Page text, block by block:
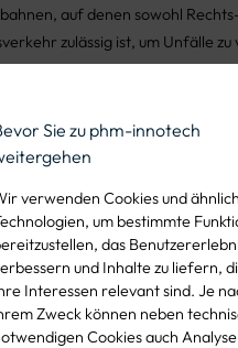
Sie zu phm-innotech
verwenden Cookies und
um bestimmte
das
und Inhalte zu liefern,
Interessen relevant sind. Je
Zweck können neben
Cookies auch
auf denen sowohl
zulässig ist, um Unfälle
und
Abbiegepfeile bestehen
thermoplastischem
Widerstandsfähigkeit gegen
auszeichnet.
sorgen für optimale